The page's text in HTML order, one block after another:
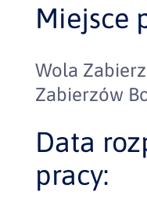
Miejsce
Wola
Zabierzów
Data
pracy: